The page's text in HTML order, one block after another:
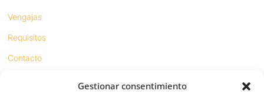
Gestionar consentimiento
Vengajas
Requisitos
Contacto